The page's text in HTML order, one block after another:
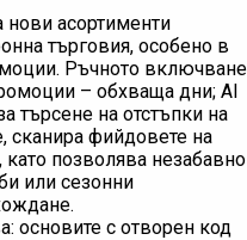
нови асортименти
търговия, особено в
Ръчното включване
– обхваща дни; AI
търсене на отстъпки на
сканира фийдовете на
позволява незабавно
или сезонни
основите с отворен код